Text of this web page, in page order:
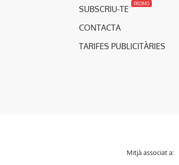
SUBSCRIU-TE
PROMO
CONTACTA
TARIFES PUBLICITÀRIES
Mitjà associat a: